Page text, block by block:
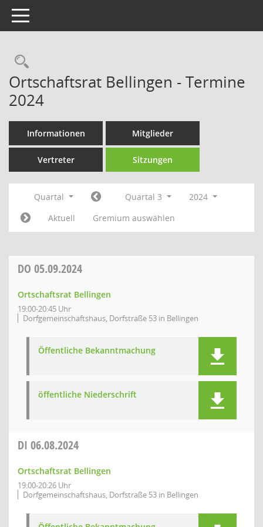
Toggle navigation
Rechercheauswahl
Ortschaftsrat Bellingen - Termine
2024
Informationen Mitglieder
Vertreter Sitzungen
Quartal Quartal 3
2024
Aktuell
Gremium auswählen
DO 05.09.2024
Ortschaftsrat Bellingen
19:00-20:45 Uhr
Dorfgemeinschaftshaus, Dorfstraße 53 in Bellingen
Öffentliche Bekanntmachung
öffentliche Niederschrift
DI 06.08.2024
Ortschaftsrat Bellingen
19:00-20:26 Uhr
Dorfgemeinschaftshaus, Dorfstraße 53 in Bellingen